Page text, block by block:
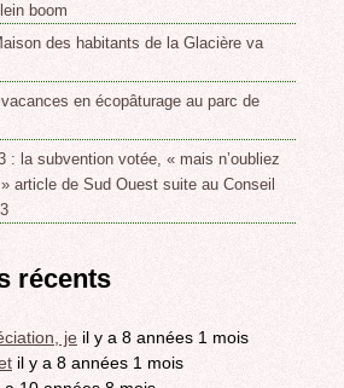
boom
des habitants de la Glacière va
en écopâturage au parc de
: la subvention votée, « mais n’oubliez
article de Sud Ouest suite au Conseil
récents
je il y a 8 années 1 mois
il y a 8 années 1 mois